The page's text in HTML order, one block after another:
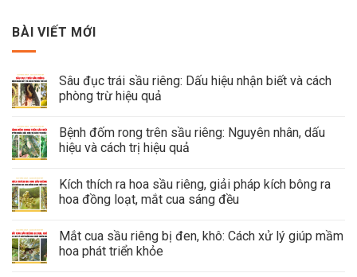
BÀI VIẾT MỚI
Sâu đục trái sầu riêng: Dấu hiệu nhận biết và cách
phòng trừ hiệu quả
Bệnh đốm rong trên sầu riêng: Nguyên nhân, dấu
hiệu và cách trị hiệu quả
Kích thích ra hoa sầu riêng, giải pháp kích bông ra
hoa đồng loạt, mắt cua sáng đều
Mắt cua sầu riêng bị đen, khô: Cách xử lý giúp mầm
hoa phát triển khỏe